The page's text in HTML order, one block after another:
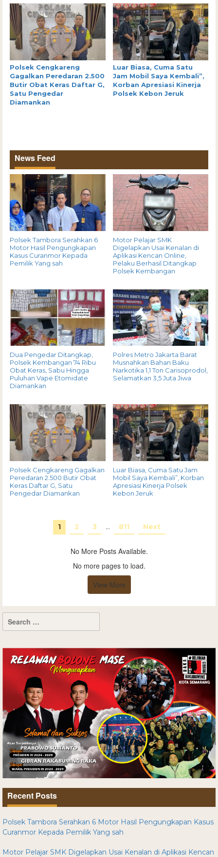
Polsek Cengkareng
Gagalkan Peredaran 2.500
Butir Obat Keras Daftar G,
Satu Pengedar
Diamankan
Luar Biasa, Cuma Satu
Jam Mobil Saya Kembali”,
Korban Apresiasi Kinerja
Polsek Kebon Jeruk
News Feed
Polsek Tambora Serahkan 6
Motor Hasil Pengungkapan
Kasus Curanmor Kepada
Pemilik Yang sah
Motor Pelajar SMK
Digelapkan Usai Kenalan di
Aplikasi Kencan Online,
Pelaku Berhasil Ditangkap
Polsek Kembangan
Dua Pengedar Ditangkap,
Polsek Kembangan 74 Ribu
Obat Keras, Sabu Hingga
Puluhan Vape Etomidate
Diamankan
Polres Metro Jakarta Barat
Musnahkan Bahan Baku
Narkotika 1,1 Ton Carisoprodol,
Selamatkan 3,5 Juta Jiwa
Polsek Cengkareng Gagalkan
Peredaran 2.500 Butir Obat
Keras Daftar G, Satu
Pengedar Diamankan
Luar Biasa, Cuma Satu Jam
Mobil Saya Kembali”, Korban
Apresiasi Kinerja Polsek
Kebon Jeruk
1 2 3 … 811 Next
No More Posts Available.
No more pages to load.
View More
Recent Posts
Polsek Tambora Serahkan 6 Motor Hasil Pengungkapan Kasus
Curanmor Kepada Pemilik Yang sah
Motor Pelajar SMK Digelapkan Usai Kenalan di Aplikasi Kencan